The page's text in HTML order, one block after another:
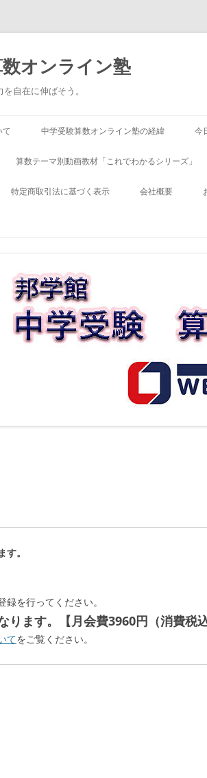
オンライン塾
自在に伸ばそう。
中学受験算数オンライン塾の経緯 今
算数テーマ別動画教材「これでわかるシリーズ」
特定商取引法に基づく表示 会社概要
。
を行ってください。
ます。【月会費3960円（消費税込
てをご覧ください。